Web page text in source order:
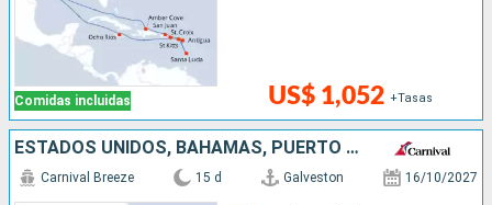
Comidas incluidas US$ 1,052 +Tasas
ESTADOS UNIDOS, BAHAMAS, PUERTO RICO, ANTIGUA Y BARBUDA, SAN MARTÍN, JAMAICA
Carnival Breeze 15 d Galveston 16/10/2027